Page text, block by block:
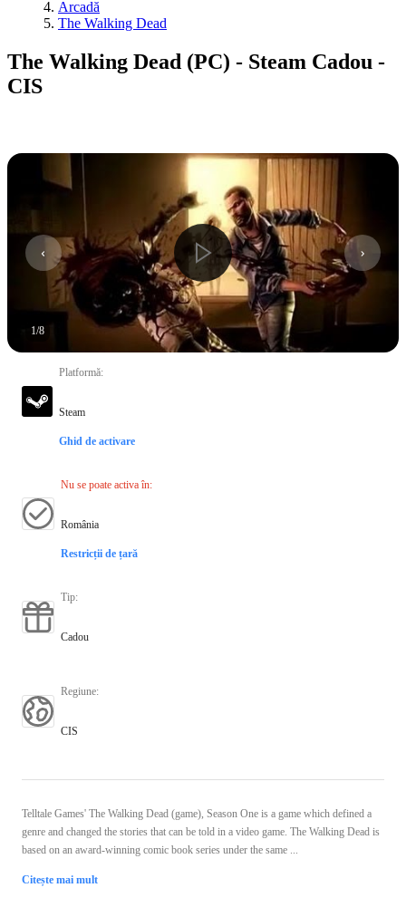
Arcadă
The Walking Dead
The Walking Dead (PC) - Steam Cadou -
CIS
1/8
Platformă:
Steam
Ghid de activare
Nu se poate activa în:
România
Restricții de țară
Tip:
Cadou
Regiune:
CIS
Telltale Games' The Walking Dead (game), Season One is a game which defined a
genre and changed the stories that can be told in a video game. The Walking Dead is
based on an award-winning comic book series under the same ...
Citește mai mult